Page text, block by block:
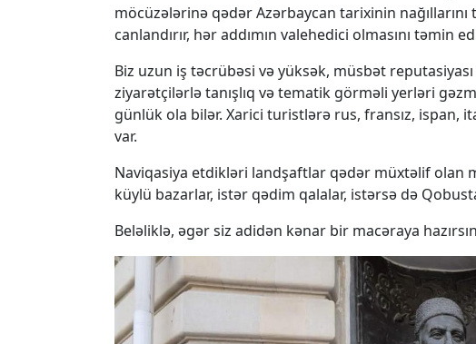
möcüzələrinə qədər Azərbaycan tarixinin
canlandırır, hər addımın valehedici olmasını təmin
Biz uzun iş təcrübəsi və yüksək, müsbət
ziyarətçilərlə tanışlıq və tematik görməli yerləri
günlük ola bilər. Xarici turistlərə rus, fransız,
var.
Naviqasiya etdikləri landşaftlar qədər müxtəlif olan
küylü bazarlar, istər qədim qalalar, istərsə də
Beləliklə, əgər siz adidən kənar bir macəraya